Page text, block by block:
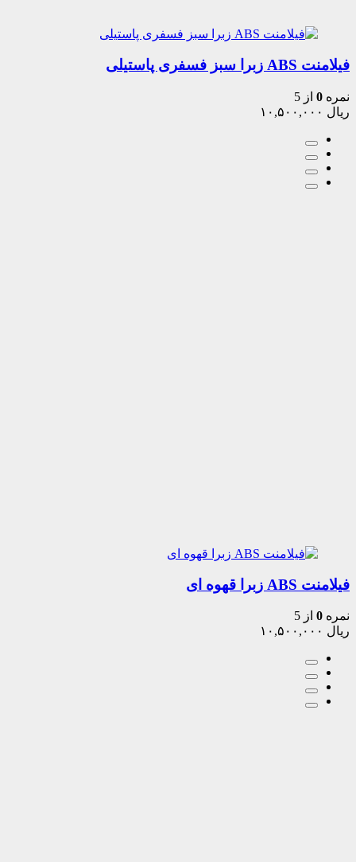
فیلامنت ABS زبرا سبز فسفری پاستیلی
نمره 0 از 5
ریال
فیلامنت ABS زبرا قهوه ای
نمره 0 از 5
ریال